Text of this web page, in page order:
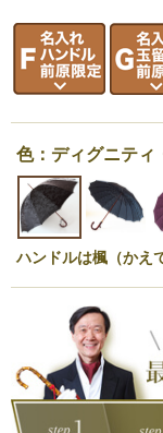
色：ディグニティ
ハンドルは楓（かえ